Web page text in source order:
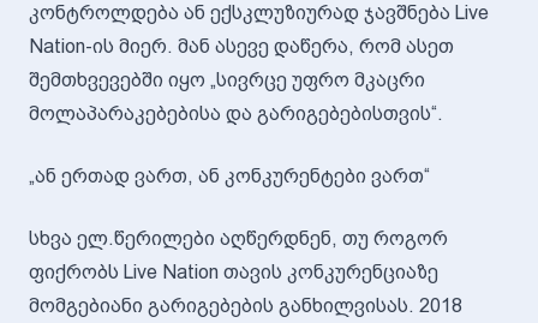
კონტროლდება ან ექსკლუზიურად ჯავშნება Live
Nation-ის მიერ. მან ასევე დაწერა, რომ ასეთ
შემთხვევებში იყო „სივრცე უფრო მკაცრი
მოლაპარაკებებისა და გარიგებებისთვის“.
„ან ერთად ვართ, ან კონკურენტები ვართ“
სხვა ელ.წერილები აღწერდნენ, თუ როგორ
ფიქრობს Live Nation თავის კონკურენციაზე
მომგებიანი გარიგებების განხილვისას. 2018